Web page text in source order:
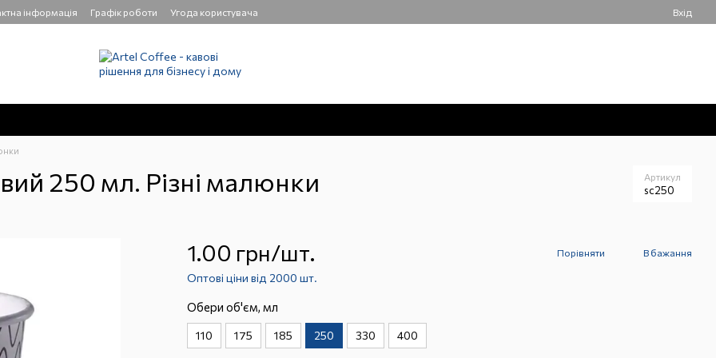
інформація Графік роботи Угода користувача Вхід
250 мл. Різні малюнки Артикул
sc250
1.00 грн/шт. Порівняти В бажання
Оптові ціни від 2000 шт.
Обери об'єм, мл
110 175 185 250 330 400